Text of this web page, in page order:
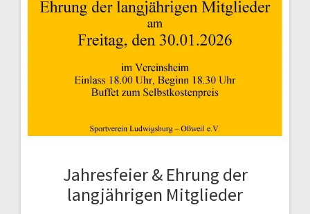
Jahresfeier & Ehrung der
langjährigen Mitglieder